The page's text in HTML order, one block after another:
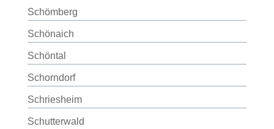
Schömberg
Schönaich
Schöntal
Schorndorf
Schriesheim
Schutterwald